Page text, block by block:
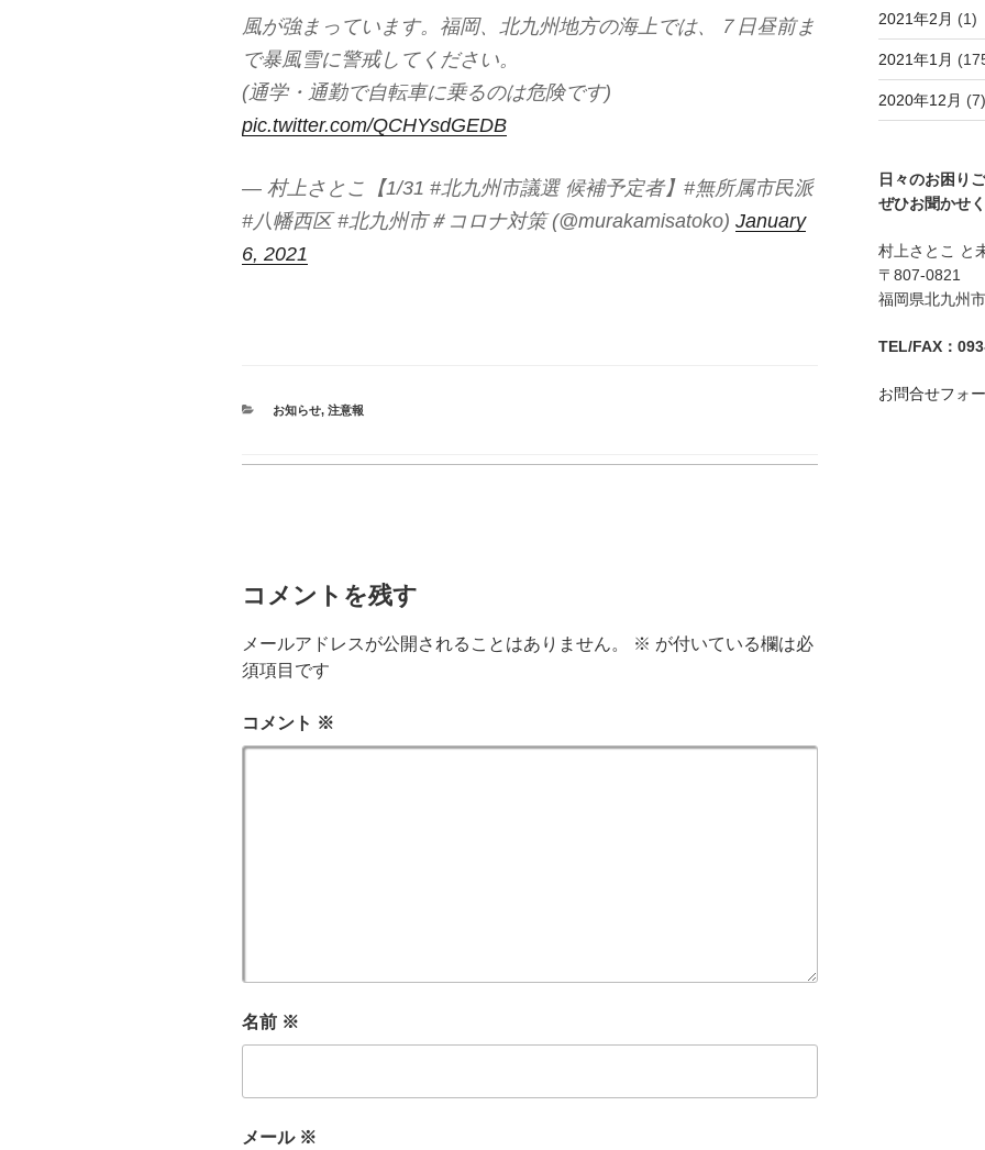
風が強まっています。福岡、北九州地方の海上では、７日昼前ま
で暴風雪に警戒してください。
(通学・通勤で自転車に乗るのは危険です)
pic.twitter.com/QCHYsdGEDB
— 村上さとこ【1/31 #北九州市議選 候補予定者】#無所属市民派
#八幡西区 #北九州市＃コロナ対策 (@murakamisatoko) January
6, 2021
CATEGORIES
お知らせ, 注意報
コメントを残す
メールアドレスが公開されることはありません。 ※ が付いている欄は必
須項目です
コメント ※
名前 ※
メール ※
2021年2月 (1)
2021年1月
2020年12月 (7)
日々のお困り
ぜひお聞かせ
村上さとこ と
〒807-0821
福岡県北九州
TEL/FAX：
お問合せフォ